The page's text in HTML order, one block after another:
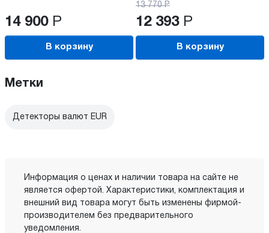
14 900 Р
В корзину
13 770 Р
12 393 Р
В корзину
Метки
Детекторы валют EUR
Информация о ценах и наличии товара на сайте не
является офертой. Характеристики, комплектация и
внешний вид товара могут быть изменены фирмой-
производителем без предварительного
уведомления.